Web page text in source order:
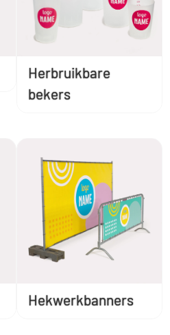
Herbruikbare
bekers
Hekwerkbanners